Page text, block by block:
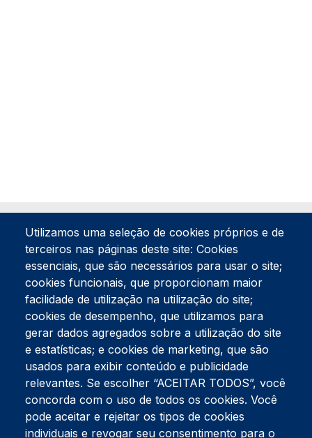
Tel:234 390 100Fax:234 390 100
Endereço Postal
Apartado 42
Rua Gil Eanes 31
3834-908 Gafanha da Nazaré
Estúdios
Rua Prior Guerra
Edifício do Centro Cultural da Gafanha da Nazaré
Utilizamos uma seleção de cookies próprios e de
terceiros nas páginas deste site: Cookies
essenciais, que são necessários para usar o site;
cookies funcionais, que proporcionam maior
facilidade de utilização na utilização do site;
cookies de desempenho, que utilizamos para
gerar dados agregados sobre a utilização do site
e estatísticas; e cookies de marketing, que são
usados para exibir conteúdo e publicidade
relevantes. Se escolher “ACEITAR TODOS”, você
concorda com o uso de todos os cookies. Você
pode aceitar e rejeitar os tipos de cookies
individuais e revogar seu consentimento para o